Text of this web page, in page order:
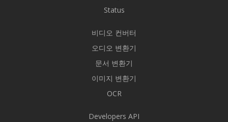
Status
비디오 컨버터
오디오 변환기
문서 변환기
이미지 변환기
OCR
Developers API